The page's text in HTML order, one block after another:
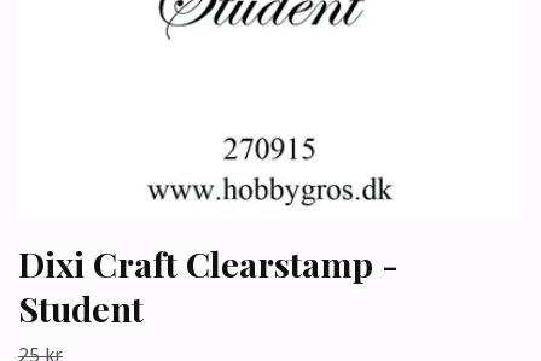
Dixi Craft Clearstamp -
Student
25 kr